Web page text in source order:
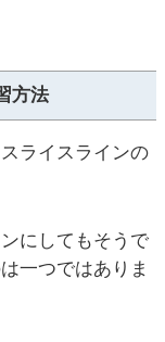
方法
ライスラインの
にしてもそうで
一つではありま